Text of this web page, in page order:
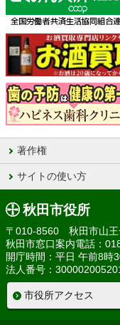
著作権
サイトの使い方
秋田市役所
〒010-8560 秋田市山王
秋田市窓口案内電話：
開庁時間：平日 午前8時
法人番号：
市役所アクセス